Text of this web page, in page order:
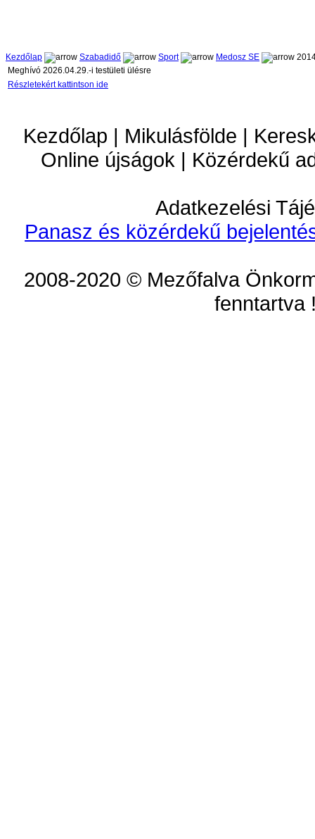
Kezdőlap Szabadidő Sport Medosz SE
Meghívó 2026.04.29.-i testületi ülésre
Részletekért kattintson ide
Kezdőlap | Mikulásfölde |
Online újságok | Közérdekű
Adatkezelési
Panasz és közérdekű
2008-2020 © Mezőfalva
fenntartva